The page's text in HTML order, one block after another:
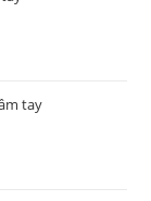
tay